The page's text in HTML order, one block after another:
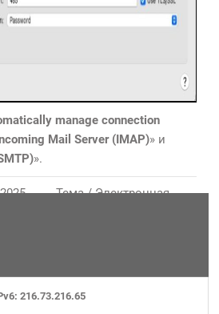
manage connection
Mail Server (IMAP)» и
».
Тема /Электронная
216.73.216.65